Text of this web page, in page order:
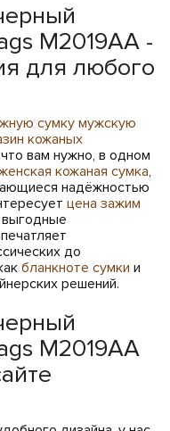
M2019AA -
для любого
сумку мужскую
кожаных
вам нужно, в одном
кожаная сумка,
надёжностью
цена зажим
до
бланкноте сумки и
решений.
M2019AA